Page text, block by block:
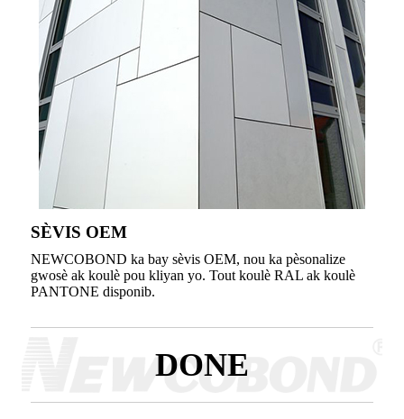
SÈVIS OEM
NEWCOBOND ka bay sèvis OEM, nou ka pèsonalize
gwosè ak koulè pou kliyan yo. Tout koulè RAL ak koulè
PANTONE disponib.
DONE